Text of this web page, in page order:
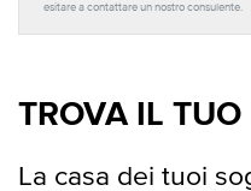
esitare a contattare un nostro consulente.
TROVA IL
La casa dei tuoi